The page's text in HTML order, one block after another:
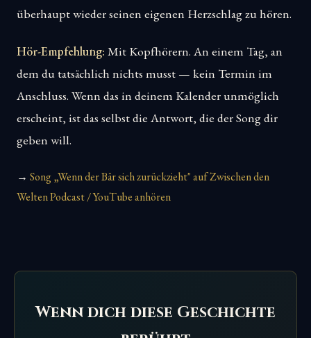
überhaupt wieder seinen eigenen Herzschlag zu hören.
Hör-Empfehlung: Mit Kopfhörern. An einem Tag, an
dem du tatsächlich nichts musst — kein Termin im
Anschluss. Wenn das in deinem Kalender unmöglich
erscheint, ist das selbst die Antwort, die der Song dir
geben will.
→ Song „Wenn der Bär sich zurückzieht" auf Zwischen den
Welten Podcast / YouTube anhören
Wenn dich diese Geschichte